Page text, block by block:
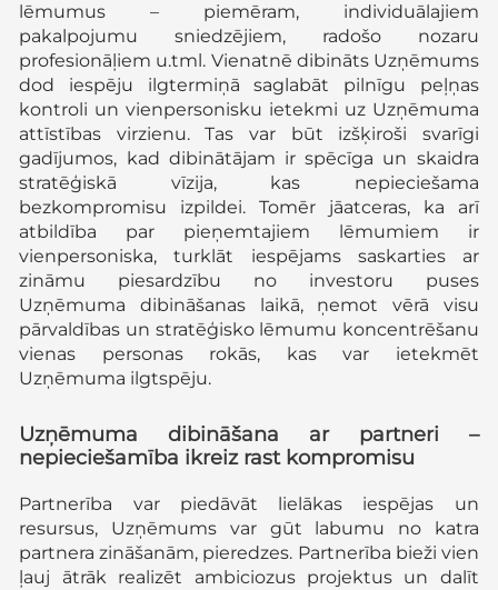
lēmumus – piemēram, individuālajiem
pakalpojumu sniedzējiem, radošo nozaru
profesionāļiem u.tml. Vienatnē dibināts Uzņēmums
dod iespēju ilgtermiņā saglabāt pilnīgu peļņas
kontroli un vienpersonisku ietekmi uz Uzņēmuma
attīstības virzienu. Tas var būt izšķiroši svarīgi
gadījumos, kad dibinātājam ir spēcīga un skaidra
stratēģiskā vīzija, kas nepieciešama
bezkompromisu izpildei. Tomēr jāatceras, ka arī
atbildība par pieņemtajiem lēmumiem ir
vienpersoniska, turklāt iespējams saskarties ar
zināmu piesardzību no investoru puses
Uzņēmuma dibināšanas laikā, ņemot vērā visu
pārvaldības un stratēģisko lēmumu koncentrēšanu
vienas personas rokās, kas var ietekmēt
Uzņēmuma ilgtspēju.
Uzņēmuma dibināšana ar partneri –
nepieciešamība ikreiz rast kompromisu
Partnerība var piedāvāt lielākas iespējas un
resursus, Uzņēmums var gūt labumu no katra
partnera zināšanām, pieredzes. Partnerība bieži vien
ļauj ātrāk realizēt ambiciozus projektus un dalīt